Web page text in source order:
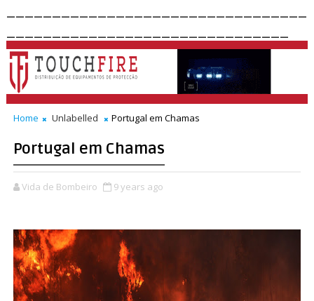
Home Unlabelled Portugal em Chamas
Portugal em Chamas
Vida de Bombeiro 9 years ago